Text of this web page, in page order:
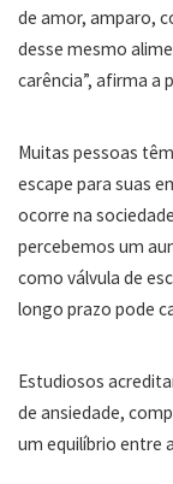
de amor, amparo,
desse mesmo
carência”, afirma a
Muitas pessoas
escape para suas
ocorre na
percebemos um
como válvula de
longo prazo pode
Estudiosos
de ansiedade,
um equilíbrio entre